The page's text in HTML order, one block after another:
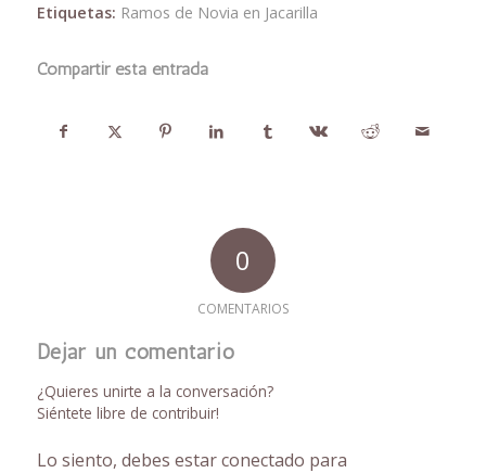
Etiquetas: Ramos de Novia en Jacarilla
Compartir esta entrada
0
COMENTARIOS
Dejar un comentario
¿Quieres unirte a la conversación?
Siéntete libre de contribuir!
Lo siento, debes estarconectado para